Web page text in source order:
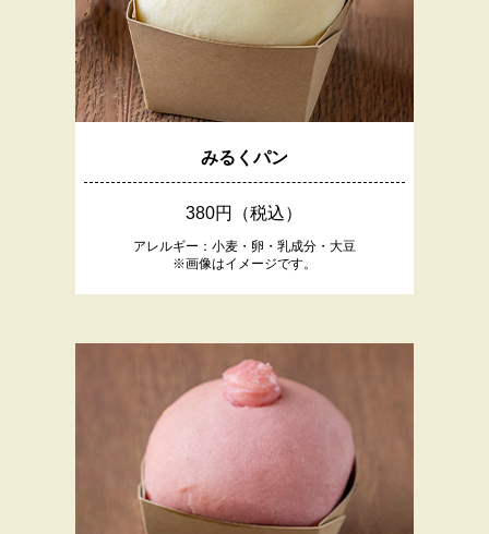
みるくパン
380円（税込）
アレルギー：小麦・卵・乳成分・大豆
※画像はイメージです。